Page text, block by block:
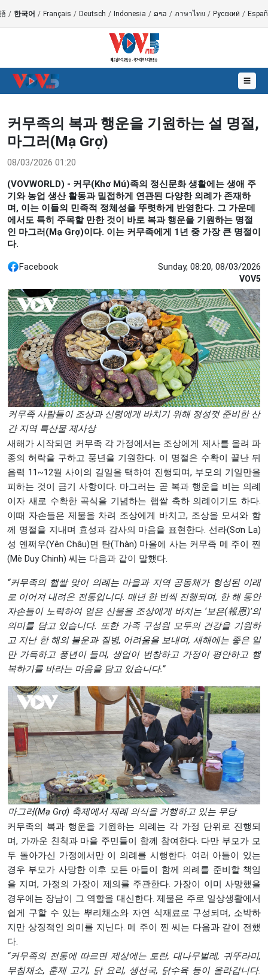
/ 한국어 / Français / Deutsch / Indonesia / ລາວ / ภาษาไทย / Русский /
☰
커무족의 복과 행운을 기원하는 설 명절,
마그러(Mạ Grợ)
08/03/2026 01:20
(VOVWORLD) - 커무(Khơ Mú)족의 정신문화 생활에는 생애 주
기와 농업 생산 활동과 밀접하게 연관된 다양한 의례가 존재하
며, 이는 이들의 민족적 정체성을 뚜렷하게 반영한다. 그 가운데
에서도 특히 주목할 만한 것이 바로 복과 행운을 기원하는 명절
인 마그러(Mạ Grợ)이다. 이는 커무족에게 1년 중 가장 큰 명절이
다.
Facebook Sunday, 08:20, 08/03/2026
VOV5
커무족 사람들이 조상과 신령에게 바치기 위해 정성껏 준비한 산
간 지역 특산물 제사상
새해가 시작되면 커무족 각 가정에서는 조상에게 제사를 올려 파
종의 허락을 구하고 풍년을 기원한다. 이 명절은 수확이 끝난 뒤
음력 11~12월 사이의 길일을 택하여 진행되며, 부모의 기일만을
피하는 것이 금기 사항이다. 마그러는 곧 복과 행운을 비는 의례
이자 새로 수확한 곡식을 기념하는 햅쌀 축하 의례이기도 하다.
이때 자손들은 제물을 차려 조상에게 바치고, 조상을 모셔와 함
께 명절을 지내며 효성과 감사의 마음을 표현한다. 선라(Sơn La)
성 옌쩌우(Yên Châu)면 탄(Thàn) 마을에 사는 커무족 메 주이 찐
(Mè Duy Chinh) 씨는 다음과 같이 말했다.
“커무족의 햅쌀 맞이 의례는 마을과 지역 공동체가 형성된 이래
로 이어져 내려온 전통입니다. 매년 한 번씩 진행되며, 한 해 동안
자손들이 노력하여 얻은 산물을 조상에게 바치는 ‘보은(報恩)’의
의미를 담고 있습니다. 또한 가족 구성원 모두의 건강을 기원하
고 지난 한 해의 불운과 질병, 어려움을 보내며, 새해에는 좋은 일
만 가득하고 풍년이 들며, 생업이 번창하고 가정이 평안하고 행
복하기를 바라는 마음을 담고 있습니다.”
마그러(Mạ Grợ) 축제에서 제례 의식을 거행하고 있는 무당
커무족의 복과 행운을 기원하는 의례는 각 가정 단위로 진행되
며, 가까운 친척과 마을 주민들이 함께 참여한다. 다만 부모가 모
두 돌아가신 가정에서만 이 의례를 시행한다. 여러 아들이 있는
경우 부모가 사망한 이후 모든 아들이 함께 의례를 준비할 책임
을 지며, 가정의 가장이 제의를 주관한다. 가장이 이미 사망했을
경우에는 장남이 그 역할을 대신한다. 제물은 주로 일상생활에서
쉽게 구할 수 있는 뿌리채소와 자연 식재료로 구성되며, 소박하
지만 상징적인 의미를 지닌다. 메 주이 찐 씨는 다음과 같이 전했
다.
“커무족의 전통에 따르면 제상에는 토란, 대나무벌레, 귀뚜라미,
무침채소, 훈제 고기, 닭 요리, 생선국, 닭수육 등이 올라갑니다.